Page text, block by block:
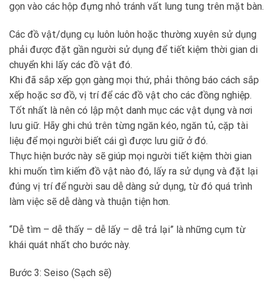
gọn vào các hộp đựng nhỏ tránh vất lung tung trên mặt bàn.
Các đồ vật/dụng cụ luôn luôn hoặc thường xuyên sử dụng
phải được đặt gần người sử dụng để tiết kiệm thời gian di
chuyển khi lấy các đồ vật đó.
Khi đã sắp xếp gọn gàng mọi thứ, phải thông báo cách sắp
xếp hoặc sơ đồ, vị trí để các đồ vật cho các đồng nghiệp.
Tốt nhất là nên có lập một danh mục các vật dụng và nơi
lưu giữ. Hãy ghi chú trên từng ngăn kéo, ngăn tủ, cặp tài
liệu để mọi người biết cái gì được lưu giữ ở đó.
Thực hiện bước này sẽ giúp mọi người tiết kiệm thời gian
khi muốn tìm kiếm đồ vật nào đó, lấy ra sử dụng và đặt lại
đúng vị trí để người sau dễ dàng sử dụng, từ đó quá trình
làm việc sẽ dễ dàng và thuận tiện hơn.
“Dễ tìm – dễ thấy – dễ lấy – dễ trả lại” là những cụm từ
khái quát nhất cho bước này.
Bước 3: Seiso (Sạch sẽ)